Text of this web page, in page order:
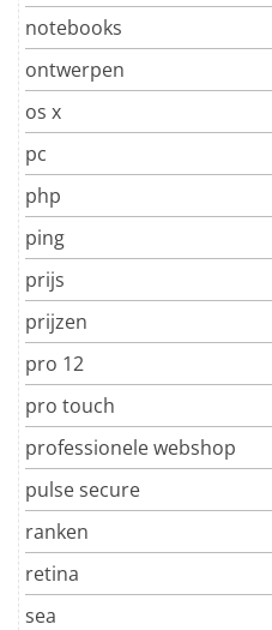
notebooks
ontwerpen
os x
pc
php
ping
prijs
prijzen
pro 12
pro touch
professionele webshop
pulse secure
ranken
retina
sea